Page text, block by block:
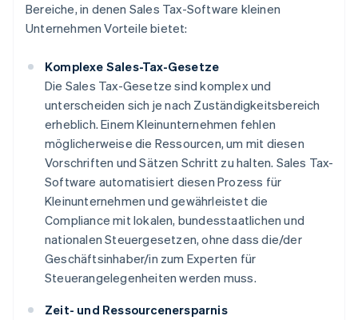
Bereiche, in denen Sales Tax-Software kleinen
Unternehmen Vorteile bietet:
Komplexe Sales-Tax-Gesetze
Die Sales Tax-Gesetze sind komplex und
unterscheiden sich je nach Zuständigkeitsbereich
erheblich. Einem Kleinunternehmen fehlen
möglicherweise die Ressourcen, um mit diesen
Vorschriften und Sätzen Schritt zu halten. Sales Tax-
Software automatisiert diesen Prozess für
Kleinunternehmen und gewährleistet die
Compliance mit lokalen, bundesstaatlichen und
nationalen Steuergesetzen, ohne dass die/der
Geschäftsinhaber/in zum Experten für
Steuerangelegenheiten werden muss.
Zeit- und Ressourcenersparnis